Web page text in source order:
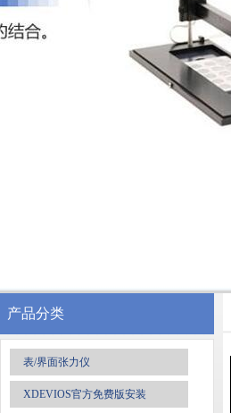
产品分类
表/界面张力仪
XDEVIOS官方免费版安装